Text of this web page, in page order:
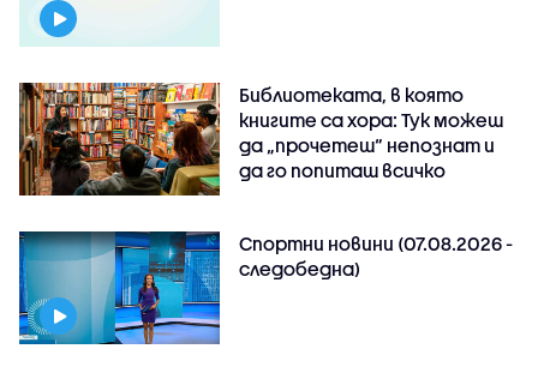
Библиотеката, в която
книгите са хора: Тук можеш
да „прочетеш“ непознат и
да го попиташ всичко
Спортни новини (07.08.2026 -
следобедна)